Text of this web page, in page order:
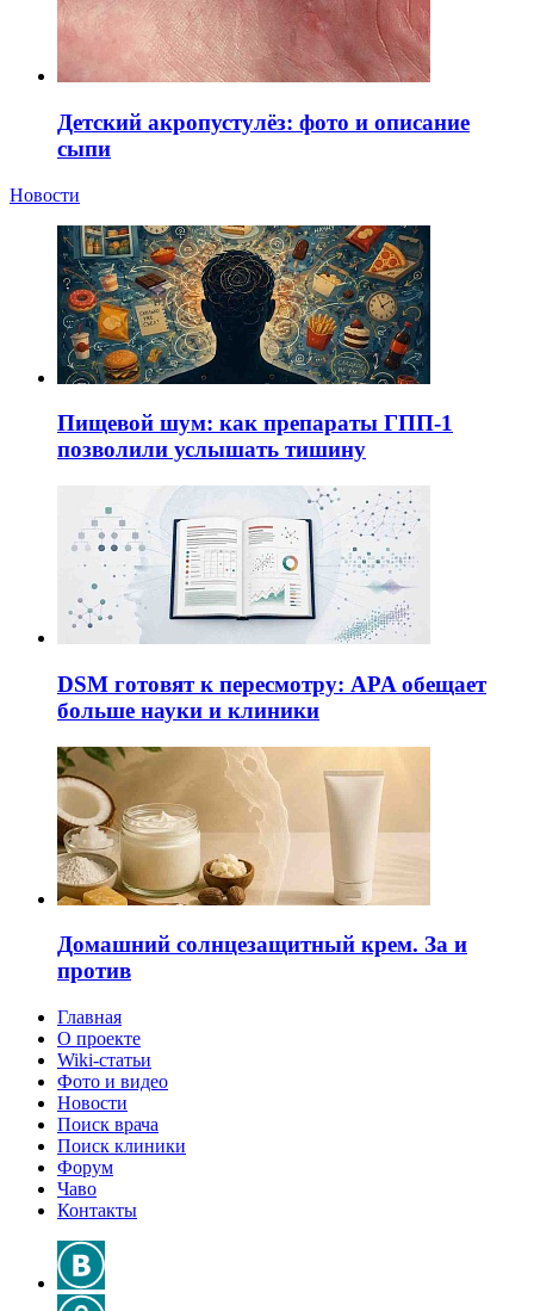
Детский акропустулёз: фото и описание
сыпи
Новости
Пищевой шум: как препараты ГПП-1
позволили услышать тишину
DSM готовят к пересмотру: APA обещает
больше науки и клиники
Домашний солнцезащитный крем. За и
против
Главная
О проекте
Wiki-статьи
Фото и видео
Новости
Поиск врача
Поиск клиники
Форум
Чаво
Контакты